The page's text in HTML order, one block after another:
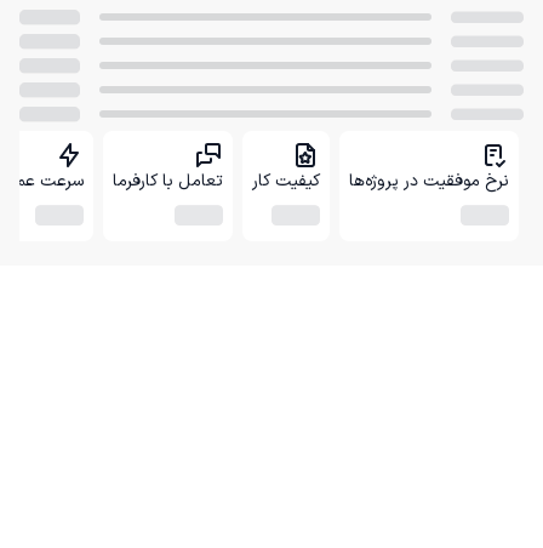
نرخ موفقیت در پروژه‌ها کیفیت کار تعامل با کارفرما سرعت عمل